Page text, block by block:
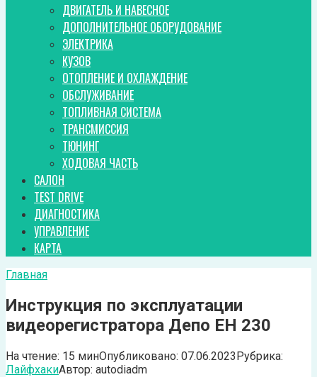
ДВИГАТЕЛЬ И НАВЕСНОЕ
ДОПОЛНИТЕЛЬНОЕ ОБОРУДОВАНИЕ
ЭЛЕКТРИКА
КУЗОВ
ОТОПЛЕНИЕ И ОХЛАЖДЕНИЕ
ОБСЛУЖИВАНИЕ
ТОПЛИВНАЯ СИСТЕМА
ТРАНСМИССИЯ
ТЮНИНГ
ХОДОВАЯ ЧАСТЬ
САЛОН
TEST DRIVE
ДИАГНОСТИКА
УПРАВЛЕНИЕ
КАРТА
Главная
Инструкция по эксплуатации
видеорегистратора Депо EH 230
На чтение: 15 минОпубликовано: 07.06.2023Рубрика:
ЛайфхакиАвтор: autodiadm